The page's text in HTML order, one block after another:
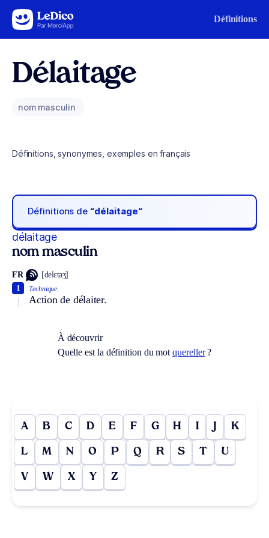
Aller au contenu Définitions
Délaitage
nom masculin
Définitions, synonymes, exemples en français
Définitions de “délaitage“
délaitage
nom masculin
FR [delɛtaʒ]
Technique.
Action de délaiter.
1
À découvrir
Quelle est la définition du motquereller?
A B C D E F G H I J K
L M N O P Q R S T U
V W X Y Z